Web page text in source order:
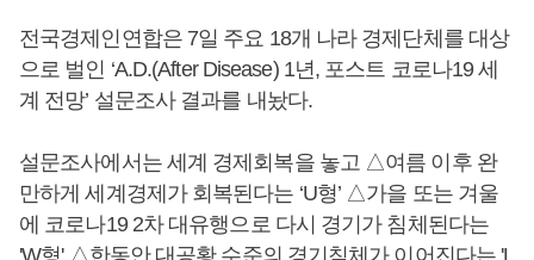
전국경제인연합은 7일 주요 18개 나라 경제단체를 대상
으로 벌인 ‘A.D.(After Disease) 1년, 포스트 코로나19 세
계 전망’ 설문조사 결과를 내놨다.
설문조사에서는 세계 경제회복을 놓고 △여름 이후 완
만하게 세계경제가 회복된다는 ‘U형’ △가을 또는 겨울
에 코로나19 2차 대유행으로 다시 경기가 침체된다는